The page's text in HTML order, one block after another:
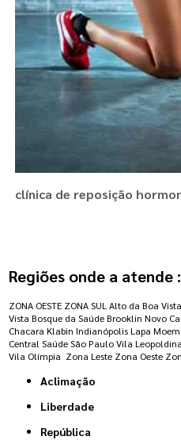
clínica de reposição
Regiões onde a atende :
ZONA OESTE ZONA SUL Alto da Boa Vista
Vista Bosque da Saúde Brooklin Novo
Chacara Klabin Indianópolis Lapa
Central Saúde São Paulo Vila Leopoldina
Vila Olímpia Zona Leste Zona Oeste
Aclimação
Liberdade
República